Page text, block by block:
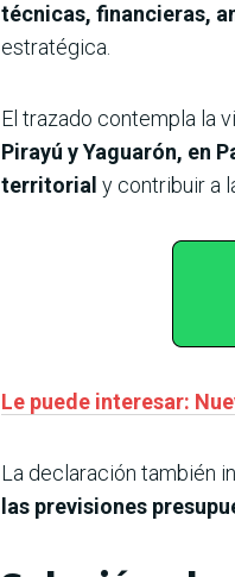
técnicas, financieras,
estratégica.
El trazado contempla la
Pirayú y Yaguarón, en
territorial y contribuir a
Le puede interesar:
La declaración también
las previsiones